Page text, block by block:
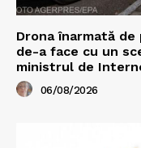
Drona înarmată
de-a face cu un
ministrul de
06/08/2026